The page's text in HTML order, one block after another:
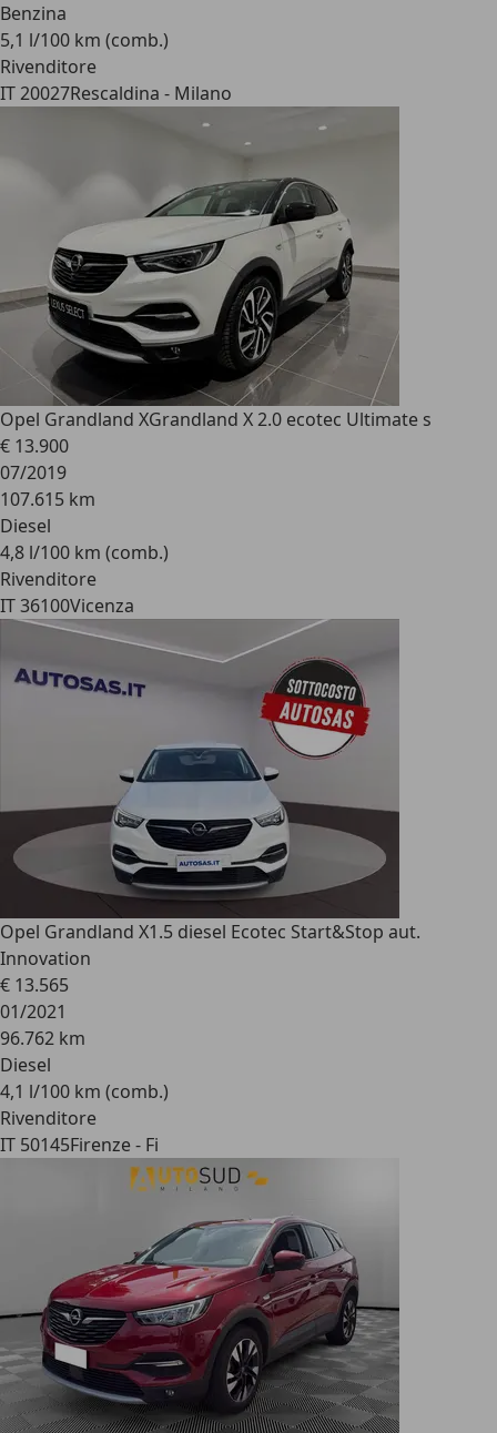
Benzina
5,1 l/100 km (comb.)
Rivenditore
IT 20027Rescaldina - Milano
Opel Grandland XGrandland X 2.0 ecotec Ultimate s
€ 13.900
07/2019
107.615 km
Diesel
4,8 l/100 km (comb.)
Rivenditore
IT 36100Vicenza
Opel Grandland X1.5 diesel Ecotec Start&Stop aut.
Innovation
€ 13.565
01/2021
96.762 km
Diesel
4,1 l/100 km (comb.)
Rivenditore
IT 50145Firenze - Fi